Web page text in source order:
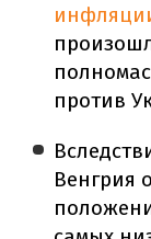
против
Венгрия